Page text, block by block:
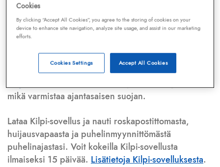
Puhelinnumero
Telemarkkinointiliiton jaKilpi-sovelluksen
tietokannasta, joka kattaa satoja tuhansia
Lisäksi tunnistamme automaattisesti, jos kyseessä on
puhelinhuijarin numero, sähköpostiosoitetai
huijausviesti. Tietokantaamme päivitetään jatkuvasti,
mikä varmistaa ajantasaisen suojan.
Lataa Kilpi-sovellus ja nauti roskapostittomasta,
huijausvapaasta ja puhelinmyynnittömästä
puhelinajastasi. Voit kokeilla Kilpi-sovellusta
ilmaiseksi 15 päivää. Lisätietoja Kilpi-sovelluksesta.
Cookies
By clicking “Accept All Cookies”, you agree to the storing of cookies on your
device to enhance site navigation, analyze site usage, and assist in our marketing
efforts.
Accept All Cookies
Cookies Settings